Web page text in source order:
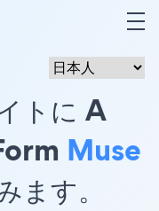
トに A
Muse
す。